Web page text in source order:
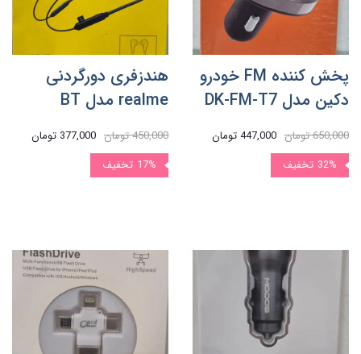
پخش کننده FM خودرو
دکین مدل DK-FM-T7
650,000 تومان
447,000 تومان
32% تخفیف
هندزفری دورگردنی
realme مدل BT
450,000 تومان
377,000 تومان
17% تخفیف